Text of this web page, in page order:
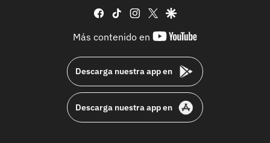
facebook
tiktok instagram
twittergoogle
Más contenido en
youtube-
Descarga nuestra app en
Descarga nuestra app en